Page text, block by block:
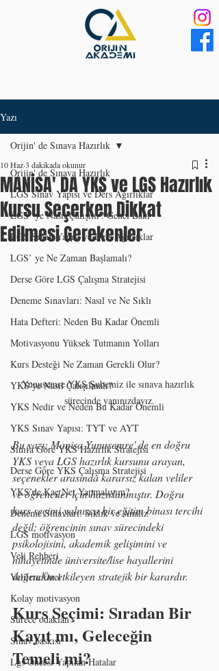
Yazı
Orijin' de Sınava Hazırlık
LGS Sınav Yapısı ve Ders Ağırlıklar
LGS’ ye Nasıl Çalışılır? Genel Bakı
LGS Sınav Yapısı ve Ders Ağırlıklar
LGS’ ye Ne Zaman Başlamalı?
Derse Göre LGS Çalışma Stratejisi
Deneme Sınavları: Nasıl ve Ne Sıklı
Hata Defteri: Neden Bu Kadar Önemli
Motivasyonu Yüksek Tutmanın Yolları
Kurs Desteği Ne Zaman Gerekli Olur?
YKS’ye Nasıl Çalışılmalı?
YKS Nedir ve Neden Bu Kadar Önemli
YKS Sınav Yapısı: TYT ve AYT
Sınıfa Göre YKS Hazırlık Stratejisi
Derse Göre YKS Çalışma Stratejisi
YKS’de Kaç Net Yapmalıyım?
Deneme Sınavları: Sıklık ve Analiz
LGS motivasyon
Veli Rehberi
Velilere Özel
Kolay motivasyon
Sürece odaklan
Sınav baskısı
Lgs Öncesi Yapılan Hatalar
Orijin' de Sınava Hazırlık
MANİSA' DA YKS ve LGS Hazırlık
Kursu Seçerken Dikkat
Edilmesi Gerekenler
10 Haz3 dakikada okunur
Yunusemre YKS Şubemiz ile sınava hazırlık
sürecinde yanınızdayız.
Bu yazı; Manisa Yunusemre' de en doğru
YKS veya LGS hazırlık kursunu arayan,
seçenekler arasında kararsız kalan veliler
ve öğrenciler için hazırlanmıştır. Doğru
kurs seçimi yalnızca bir eğitim binası tercihi
değil; öğrencinin sınav sürecindeki
psikolojisini, akademik gelişimini ve
nihayetinde üniversite/lise hayallerini
doğrudan etkileyen stratejik bir karardır.
Kurs Seçimi: Sıradan Bir
Kayıt mı, Geleceğin
Temeli mi?